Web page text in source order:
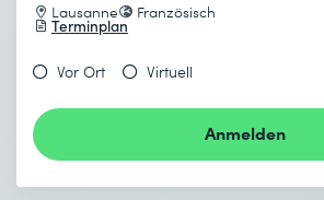
Lausanne Französisch
Terminplan
Vor Ort Virtuell
Anmelden